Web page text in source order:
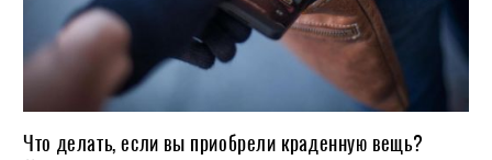
Что делать, если вы приобрели краденную вещь?